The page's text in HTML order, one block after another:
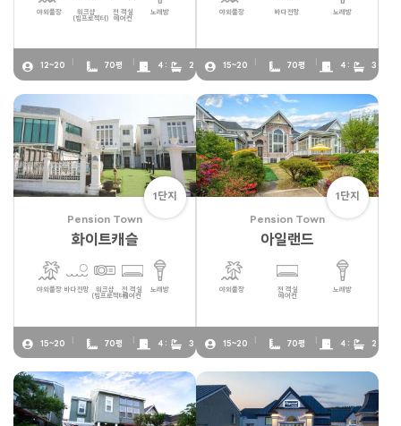
야외풀장
워크샵
(빔프로젝터)
전 객실
에어컨
노래방
12~20 70평 4 : 2
야외풀장 바다전망 노래방
15~20 70평 4 : 3
1단지
Pension Town
화이트캐슬
야외풀장 바다전망
워크샵
(빔프로젝터)
전 객실
에어컨
노래방
15~20 70평 4 : 3
1단지
Pension Town
아일랜드
야외풀장
전 객실
에어컨
노래방
15~20 70평 4 : 2